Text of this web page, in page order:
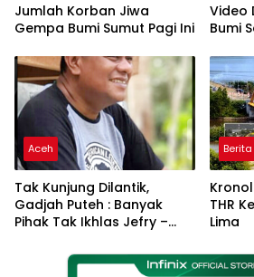
Jumlah Korban Jiwa
Gempa Bumi Sumut Pagi Ini
Video
Bumi
Aceh
Tak Kunjung Dilantik,
Gadjah Puteh : Banyak
Pihak Tak Ikhlas Jefry –
THR
Lima